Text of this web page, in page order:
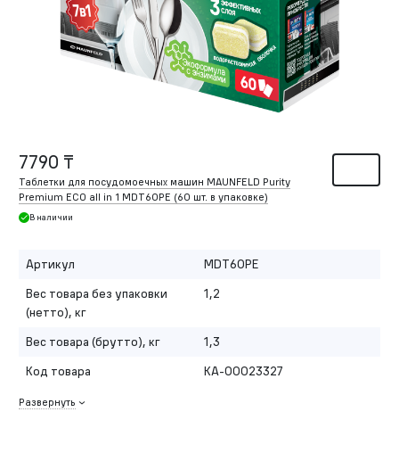
7790 ₸
Таблетки для посудомоечных машин MAUNFELD Purity
Premium ECO all in 1 MDT60PE (60 шт. в упаковке)
В наличии
Артикул
MDT60PE
Вес товара без упаковки
(нетто), кг
1,2
Вес товара (брутто), кг
1,3
Код товара
КА-00023327
Развернуть